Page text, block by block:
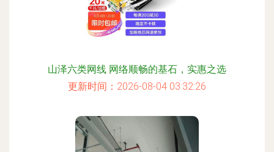
山泽六类网线 网络顺畅的基石，实惠之选
更新时间：2026-08-04 03:32:26